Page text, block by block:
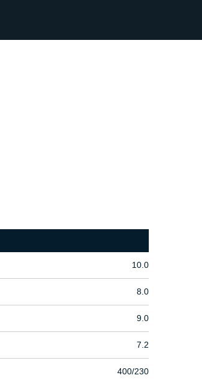
10.0
8.0
9.0
7.2
400/230